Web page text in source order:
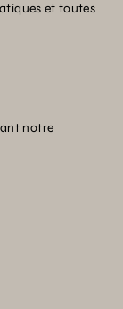
et toutes
notre